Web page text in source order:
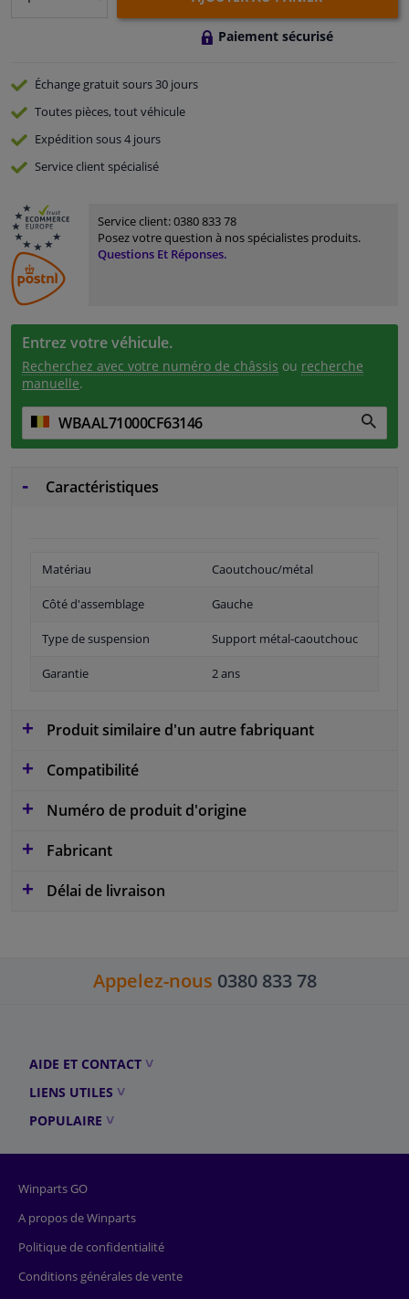
Paiement sécurisé
Échange gratuitsours 30 jours
Toutes pièces, tout véhicule
Expédition sous 4 jours
Serviceclient spécialisé
Service client:0380 833 78
Posez votre question à nos spécialistes produits.
Questions Et Réponses.
Entrez votre véhicule.
Recherchez avec votre numéro de châssis ou recherche
manuelle.
Caractéristiques
Matériau Caoutchouc/métal
Côté d'assemblage Gauche
Type de suspension Support métal-caoutchouc
Garantie 2 ans
Produit similaire d'un autre fabriquant
Compatibilité
Numéro de produit d'origine
Fabricant
Délai de livraison
Appelez-nous 0380 833 78
AIDE ET CONTACT
LIENS UTILES
POPULAIRE
Winparts GO
A propos de Winparts
Politique de confidentialité
Conditions générales de vente